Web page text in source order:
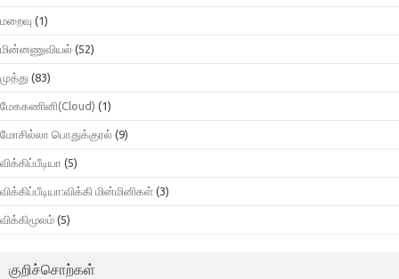
மறைவு (1)
மின்னணுவியல் (52)
முத்து (83)
மேககணினி(Cloud) (1)
மோசில்லா பொதுக்குரல் (9)
விக்கிப்பீடியா (5)
விக்கிப்பீடியா:விக்கி மின்மினிகள் (3)
விக்கிமூலம் (5)
குறிச்சொற்கள்